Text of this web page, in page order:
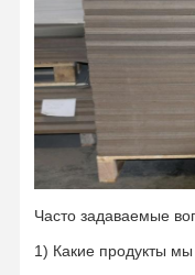
Часто задаваемые
1) Какие продукты